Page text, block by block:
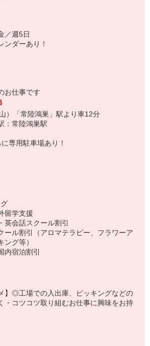
／週5日
ンダーあり！
お仕事です
）「常陸鴻巣」駅より車12分
：常陸鴻巣駅
専用駐車場あり！
留学支援
会話スクール割引
ル割引（アロマテラピー、フラワーア
ング等）
宿泊割引
】◎工場での入出庫、ピッキングなどの
コツコツ取り組むお仕事に興味をお持